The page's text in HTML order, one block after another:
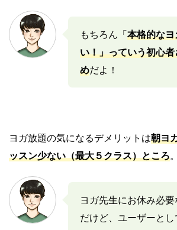
もちろん「本格的な
い！」っていう初心者
めだよ！
ヨガ放題の気になるデメリットは朝ヨ
ッスン少ない（最大５クラス）ところ。
ヨガ先生にお休み必
だけど、ユーザーと